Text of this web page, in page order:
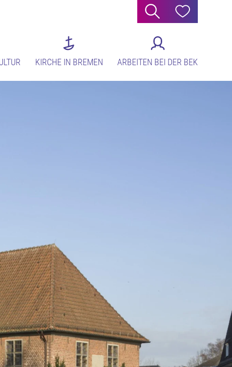
Suche Hilfe
KIRCHE IN BREMEN ARBEITEN BEI DER BEK